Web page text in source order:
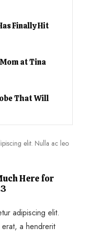
Finally Hit
at Tina
That Will
elit. Nulla ac leo
Here for
adipiscing elit.
a hendrerit